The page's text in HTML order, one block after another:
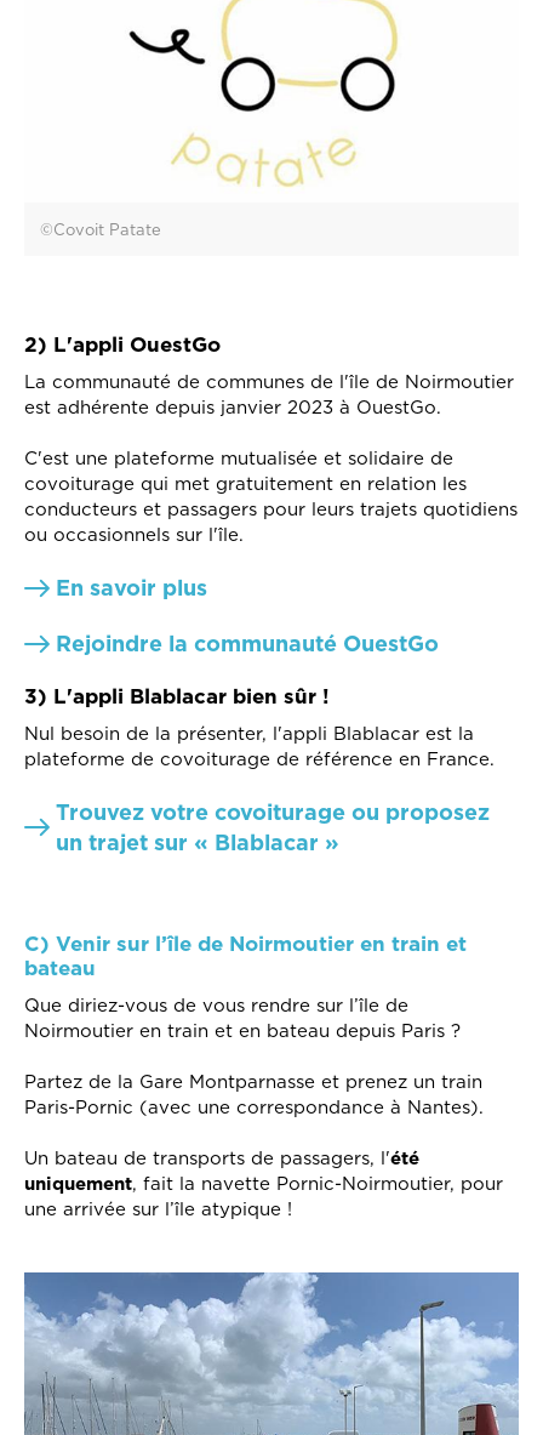
©Covoit Patate
2) L'appli OuestGo
La communauté de communes de l'île de Noirmoutier
est adhérente depuis janvier 2023 à OuestGo.
C'est une plateforme mutualisée et solidaire de
covoiturage qui met gratuitement en relation les
conducteurs et passagers pour leurs trajets quotidiens
ou occasionnels sur l'île.
En savoir plus
Rejoindre la communauté OuestGo
3) L'appli Blablacar bien sûr !
Nul besoin de la présenter, l'appli Blablacar est la
plateforme de covoiturage de référence en France.
Trouvez votre covoiturage ou proposez
un trajet sur « Blablacar »
C) Venir sur l’île de Noirmoutier en train et
bateau
Que diriez-vous de vous rendre sur l’île de
Noirmoutier en train et en bateau depuis Paris ?
Partez de la Gare Montparnasse et prenez un train
Paris-Pornic (avec une correspondance à Nantes).
Un bateau de transports de passagers, l'été
uniquement, fait la navette Pornic-Noirmoutier, pour
une arrivée sur l’île atypique !